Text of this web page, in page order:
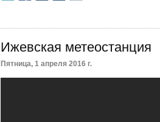
Ижевская метеостанция
Пятница, 1 апреля 2016 г.